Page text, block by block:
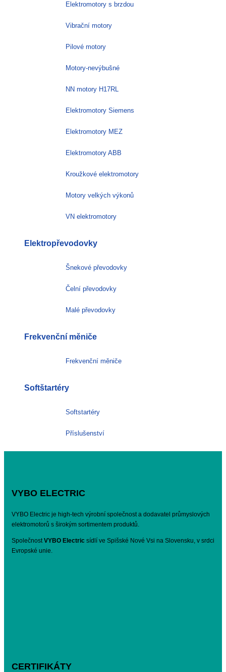
Elektromotory s brzdou
Vibrační motory
Pilové motory
Motory-nevýbušné
NN motory H17RL
Elektromotory Siemens
Elektromotory MEZ
Elektromotory ABB
Kroužkové elektromotory
Motory velkých výkonů
VN elektromotory
Elektropřevodovky
Šnekové převodovky
Čelní převodovky
Malé převodovky
Frekvenční měniče
Frekvenční měniče
Softštartéry
Softstartéry
Příslušenství
VYBO ELECTRIC
VYBO Electric je high-tech výrobní společnost a dodavatel průmyslových
elektromotorů s širokým sortimentem produktů.
SpolečnostVYBO Electric sídlí ve Spišské Nové Vsi na Slovensku, v srdci
Evropské unie.
CERTIFIKÁTY